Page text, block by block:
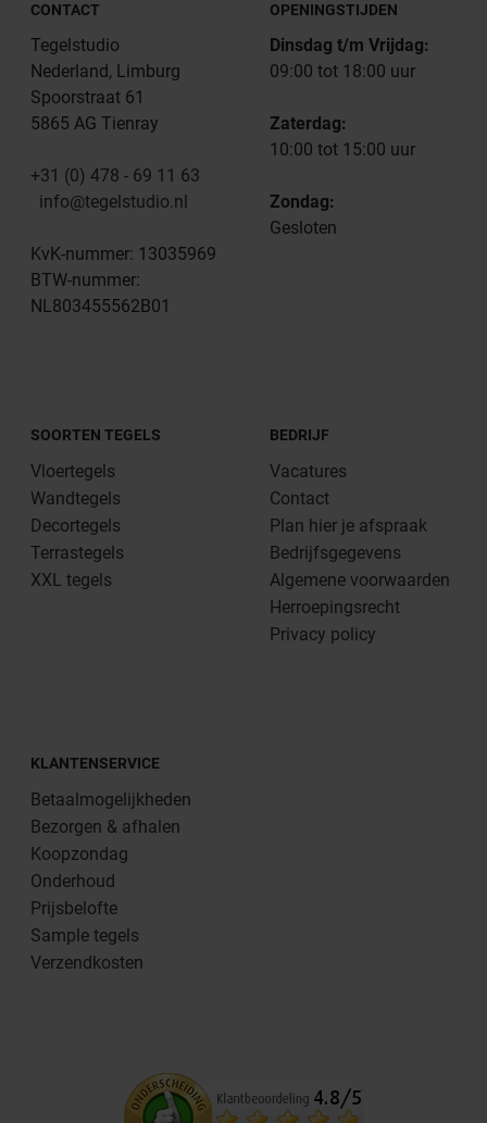
CONTACT
Tegelstudio
Nederland, Limburg
Spoorstraat 61
5865 AG Tienray
+31 (0) 478 - 69 11 63
info@tegelstudio.nl
KvK-nummer: 13035969
BTW-nummer:
NL803455562B01
OPENINGSTIJDEN
Dinsdag t/m Vrijdag:
09:00 tot 18:00 uur
Zaterdag:
10:00 tot 15:00 uur
Zondag:
Gesloten
SOORTEN TEGELS
Vloertegels
Wandtegels
Decortegels
Terrastegels
XXL tegels
BEDRIJF
Vacatures
Contact
Plan hier je afspraak
Bedrijfsgegevens
Algemene voorwaarden
Herroepingsrecht
Privacy policy
KLANTENSERVICE
Betaalmogelijkheden
Bezorgen & afhalen
Koopzondag
Onderhoud
Prijsbelofte
Sample tegels
Verzendkosten